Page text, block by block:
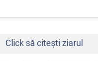
Click să citeşti ziarul